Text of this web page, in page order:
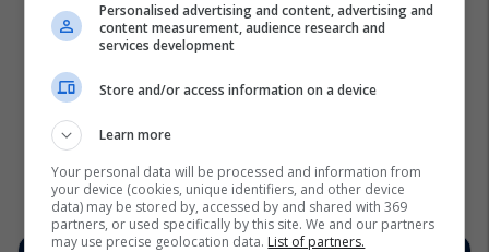
Personalised advertising and content, advertising and
content measurement, audience research and
services development
Store and/or access information on a device
Learn more
Your personal data will be processed and information from
your device (cookies, unique identifiers, and other device
data) may be stored by, accessed by and shared with 369
partners, or used specifically by this site. We and our partners
may use precise geolocation data. List of partners.